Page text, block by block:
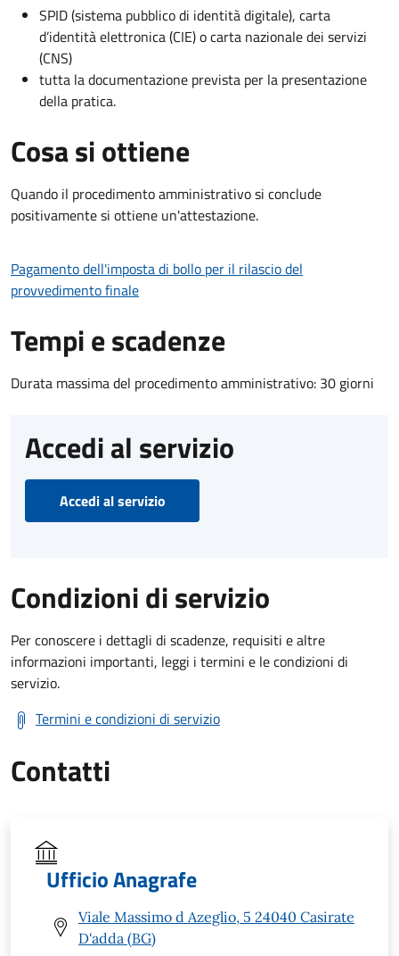
SPID (sistema pubblico di identità digitale), carta
d’identità elettronica (CIE) o carta nazionale dei servizi
(CNS)
tutta la documentazione prevista per la presentazione
della pratica.
Cosa si ottiene
Quando il procedimento amministrativo si conclude
positivamente si ottiene un'attestazione.
Pagamento dell'imposta di bollo per il rilascio del
provvedimento finale
Tempi e scadenze
Durata massima del procedimento amministrativo: 30 giorni
Accedi al servizio
Accedi al servizio
Condizioni di servizio
Per conoscere i dettagli di scadenze, requisiti e altre
informazioni importanti, leggi i termini e le condizioni di
servizio.
Termini e condizioni di servizio
Contatti
Ufficio Anagrafe
Viale Massimo d Azeglio, 5 24040 Casirate
D'adda (BG)